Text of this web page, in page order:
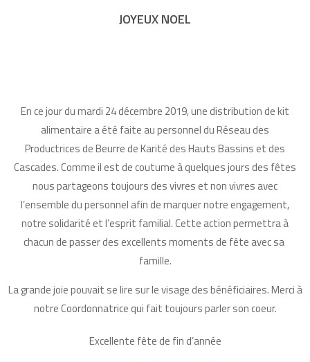
JOYEUX NOEL
En ce jour du mardi 24 décembre 2019, une distribution de kit
alimentaire a été faite au personnel du Réseau des
Productrices de Beurre de Karité des Hauts Bassins et des
Cascades. Comme il est de coutume à quelques jours des fêtes
nous partageons toujours des vivres et non vivres avec
l’ensemble du personnel afin de marquer notre engagement,
notre solidarité et l’esprit familial. Cette action permettra à
chacun de passer des excellents moments de fête avec sa
famille.
La grande joie pouvait se lire sur le visage des bénéficiaires. Merci à
notre Coordonnatrice qui fait toujours parler son coeur.
Excellente fête de fin d’année